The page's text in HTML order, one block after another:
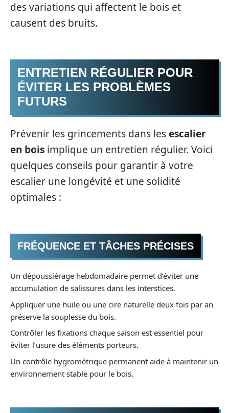
des variations qui affectent le bois et
causent des bruits.
ENTRETIEN RÉGULIER POUR
ÉVITER LES PROBLÈMES
FUTURS
Prévenir les grincements dans lesescalier
en bois implique un entretien régulier. Voici
quelques conseils pour garantir à votre
escalier une longévité et une solidité
optimales :
FRÉQUENCE ET TÂCHES PRÉCISES
Un dépoussiérage hebdomadaire permet d’éviter une
accumulation de salissures dans les interstices.
Appliquer une huile ou une cire naturelle deux fois par an
préserve la souplesse du bois.
Contrôler les fixations chaque saison est essentiel pour
éviter l’usure des éléments porteurs.
Un contrôle hygrométrique permanent aide à maintenir un
environnement stable pour le bois.